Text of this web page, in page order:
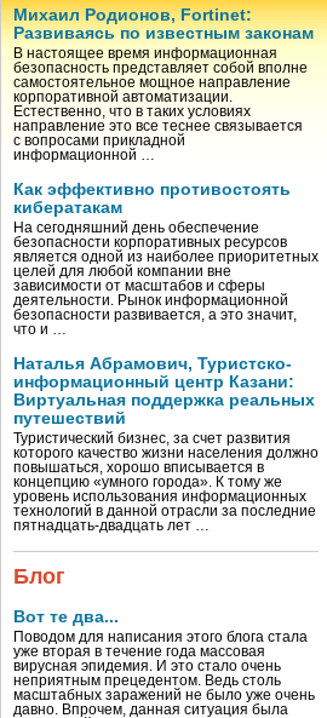
Михаил Родионов, Fortinet:
Развиваясь по известным законам
В настоящее время информационная
безопасность представляет собой вполне
самостоятельное мощное направление
корпоративной автоматизации.
Естественно, что в таких условиях
направление это все теснее связывается
с вопросами прикладной
информационной …
Как эффективно противостоять
кибератакам
На сегодняшний день обеспечение
безопасности корпоративных ресурсов
является одной из наиболее приоритетных
целей для любой компании вне
зависимости от масштабов и сферы
деятельности. Рынок информационной
безопасности развивается, а это значит,
что и …
Наталья Абрамович, Туристско-
информационный центр Казани:
Виртуальная поддержка реальных
путешествий
Туристический бизнес, за счет развития
которого качество жизни населения должно
повышаться, хорошо вписывается в
концепцию «умного города». К тому же
уровень использования информационных
технологий в данной отрасли за последние
пятнадцать-двадцать лет …
Блог
Вот те два...
Поводом для написания этого блога стала
уже вторая в течение года массовая
вирусная эпидемия. И это стало очень
неприятным прецедентом. Ведь столь
масштабных заражений не было уже очень
давно. Впрочем, данная ситуация была